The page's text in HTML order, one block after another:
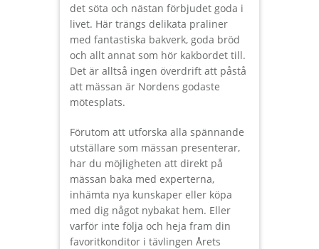
det söta och nästan förbjudet goda i
livet. Här trängs delikata praliner
med fantastiska bakverk, goda bröd
och allt annat som hör kakbordet till.
Det är alltså ingen överdrift att påstå
att mässan är Nordens godaste
mötesplats.
Förutom att utforska alla spännande
utställare som mässan presenterar,
har du möjligheten att direkt på
mässan baka med experterna,
inhämta nya kunskaper eller köpa
med dig något nybakat hem. Eller
varför inte följa och heja fram din
favoritkonditor i tävlingen Årets